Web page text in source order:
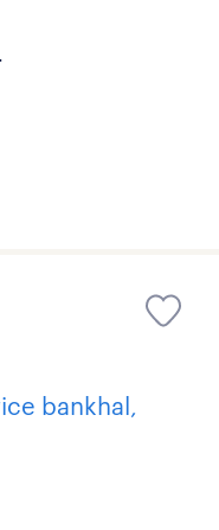
bankhal,